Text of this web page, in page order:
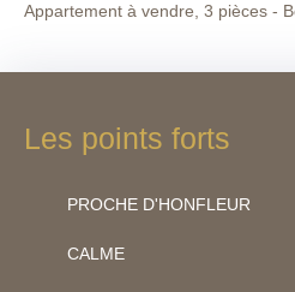
Appartement à vendre, 3 pièces -
Les points forts
PROCHE D'HONFLEUR
CALME